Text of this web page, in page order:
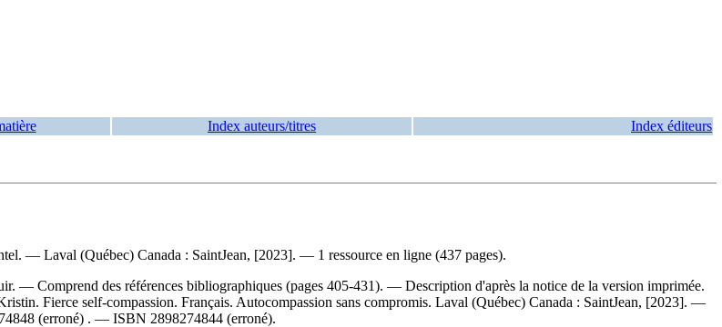
Index auteurs/titres Index éditeurs
— Laval (Québec) Canada : SaintJean, [2023]. — 1 ressource en ligne (437 pages).
— Comprend des références bibliographiques (pages 405-431). — Description d'après la notice de la version imprimée.
Fierce self-compassion. Français. Autocompassion sans compromis. Laval (Québec) Canada : SaintJean, [2023]. —
(erroné) . — ISBN 2898274844 (erroné).